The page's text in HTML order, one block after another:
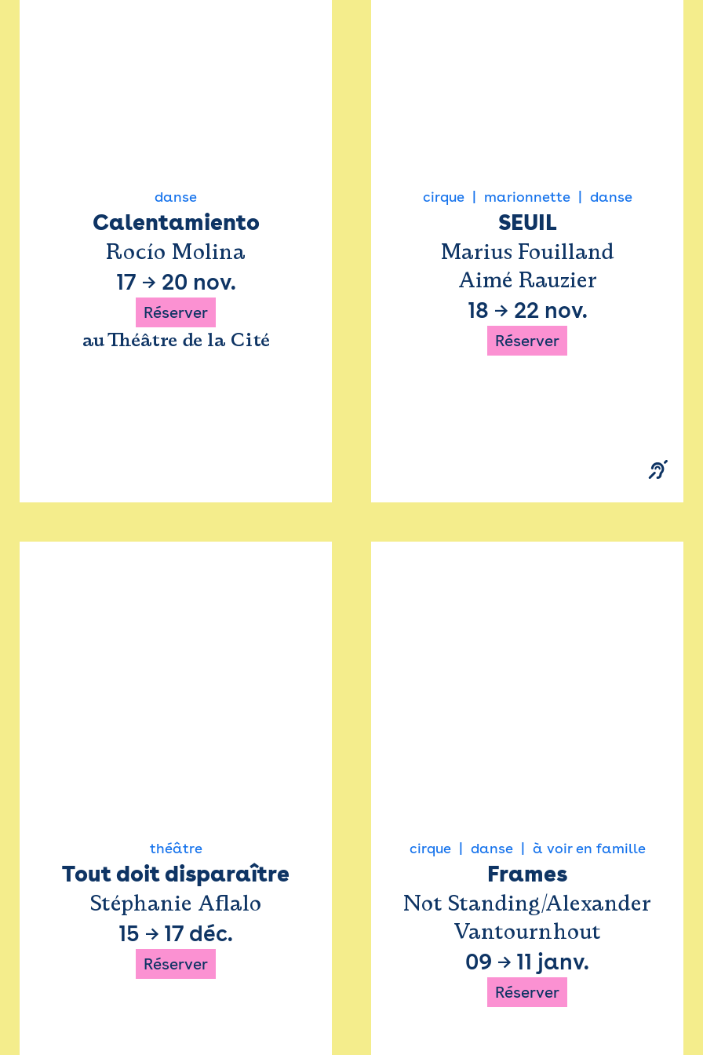
danse
Calentamiento
Rocío Molina
17 → 20 nov.
Réserver
au Théâtre de la Cité
cirque marionnette danse
SEUIL
Marius Fouilland
Aimé Rauzier
18 → 22 nov.
Réserver
théâtre
Tout doit disparaître
Stéphanie Aflalo
15 → 17 déc.
Réserver
cirque danse à voir en famille
Frames
Not Standing/Alexander
Vantournhout
09 → 11 janv.
Réserver